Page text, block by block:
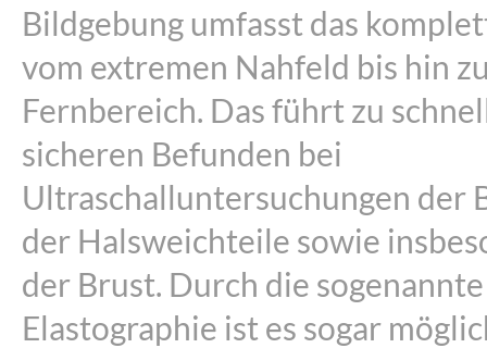
Bildgebung umfasst das
vom extremen Nahfeld bis hin
Fernbereich. Das führt zu
sicheren Befunden bei
Ultraschalluntersuchungen der
der Halsweichteile sowie
der Brust. Durch die sogenannte
Elastographie ist es sogar